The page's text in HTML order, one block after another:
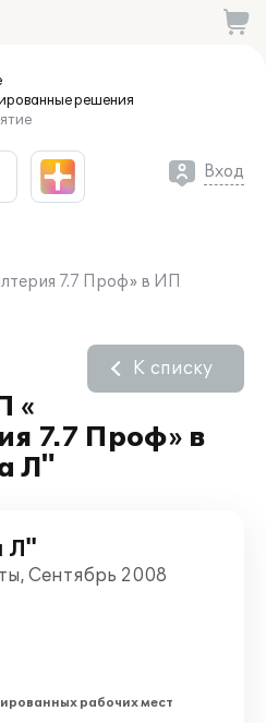
решения
Вход
7.7 Проф» в ИП
«
7.7 Проф» в
Л"
К списку
Л"
Сентябрь 2008
рабочих мест